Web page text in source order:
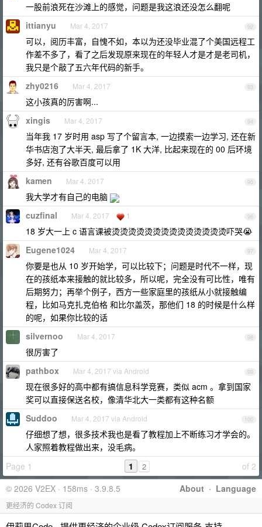
一股前浪死在沙滩上的感觉，问题是我这浪还没怎么翻呢
92
ittianyu Mar 4, 2017
可以，阅历丰富，自愧不如，本以为还没毕业混了个美国远程工
作差不多了，看了之后发现原来现在的年轻人才是才是老司机，
我只是个敲了五六年代码的新手。
93
zhy0216 Mar 4, 2017
这小孩真的厉害啊...
94
xingis Mar 4, 2017
当年我 17 岁时用 asp 写了个留言本, 一边摸索一边学习, 还在新
华书店泡了大半天, 最后拿了 1K 大洋, 比起来现在的 00 后环境
多好, 还有谷歌百度可以用
95
kamen Mar 4, 2017
我大学才有自己的电脑
96
cuzfinal Mar 4, 2017 1
18 岁大一上 c 语言课被烫烫烫烫烫烫烫烫烫烫烫烫烫烫吓哭😭
97
Eugene1024 Mar 4, 2017
你要是也从 10 岁开始学，可以比较下；问题是时代不一样，现
在的孩纸本来接触的就比较多，所以呢，完全没有可比性，唯有
后期努力；再举个例子，西方一些家庭里的孩纸从小就接触编
程，比如马克扎克伯格 和比尔盖茨，那他们 18 的时候是什么样
的呢，如果你比较的话
98
silvernoo Mar 4, 2017
很厉害了
99
pathbox Mar 4, 2017 via Android
现在很多好的高中都有搞信息科学竞赛，类似 acm 。拿到国家
奖可以直接保送名校，像清华北大一类都有这种名额
100
Suddoo Mar 4, 2017 via Android
仔细想了想，很多技术我也是看了教程加上不断练习才学会的。
人家照着教程做出来，没毛病。
Page 1
of 2
1 2
About · Language
© 2026 V2EX · 158ms · 3.9.8.5
更经济的 Codex 订阅